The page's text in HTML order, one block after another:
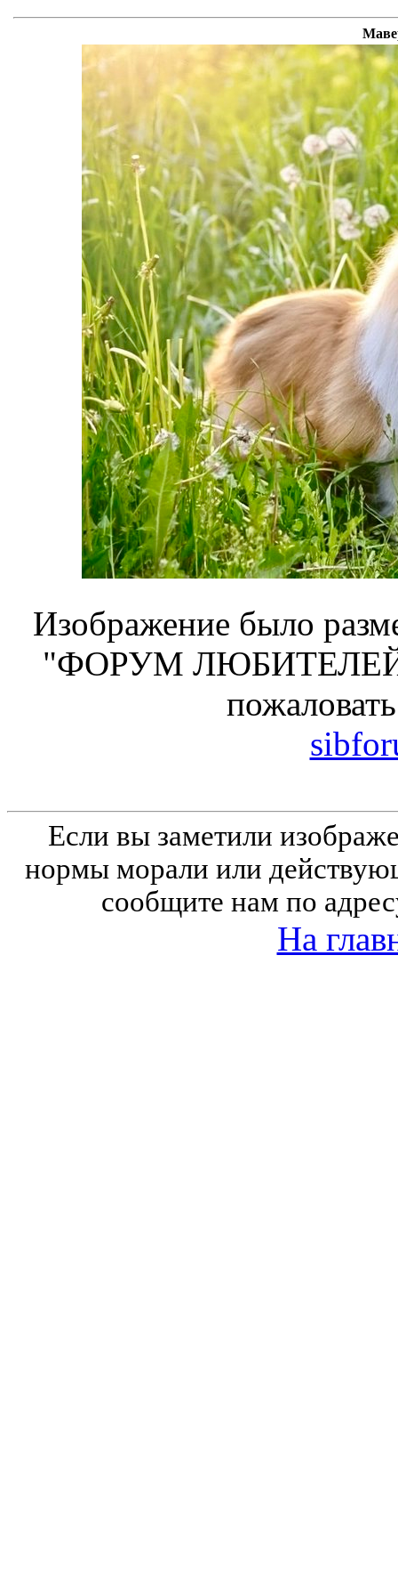
Изображение было
"ФОРУМ
Если вы заметили
нормы морали или
сообщите нам по
На